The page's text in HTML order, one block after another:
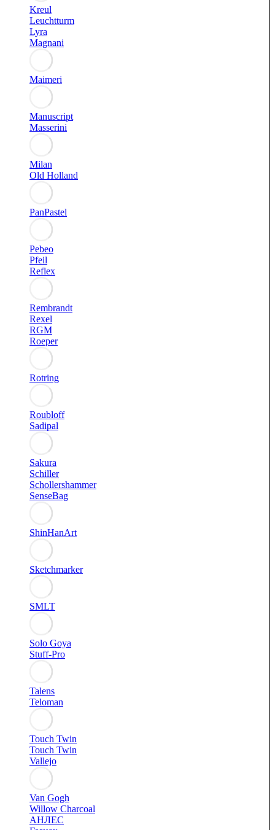
Kreul
Leuchtturm
Lyra
Magnani
Maimeri
Manuscript
Masserini
Milan
Old Holland
PanPastel
Pebeo
Pfeil
Reflex
Rembrandt
Rexel
RGM
Roeper
Rotring
Roubloff
Sadipal
Sakura
Schiller
Schollershammer
SenseBag
ShinHanArt
Sketchmarker
SMLT
Solo Goya
Stuff-Pro
Talens
Teloman
Touch Twin
Touch Twin
Vallejo
Van Gogh
Willow Charcoal
АНЛЕС